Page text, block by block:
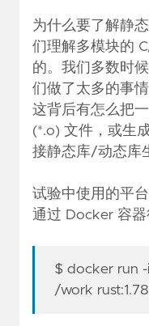
为什么要了解静
们理解多模块的
的。我们多数时
们做了太多的事
这背后有怎么把
(*.o) 文件，或生
接静态库/动态库
试验中使用的平
通过 Docker 容器
$ docker run
/work